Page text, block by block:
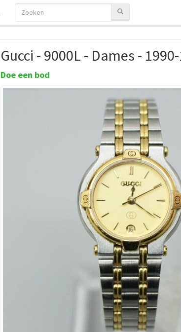
Gucci - 9000L - Dames -
Doe een bod